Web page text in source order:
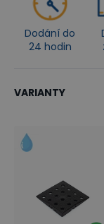
Dodání do
24 hodin
VARIANTY